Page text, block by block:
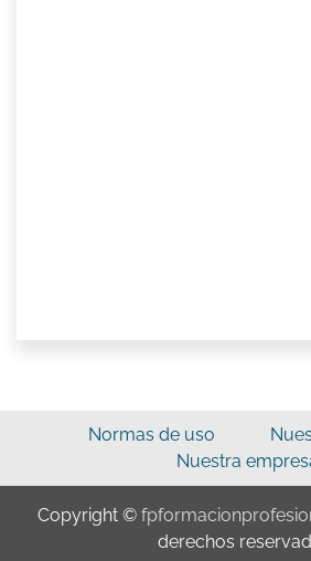
Normas de uso
Nuestra
Copyright ©
derechos